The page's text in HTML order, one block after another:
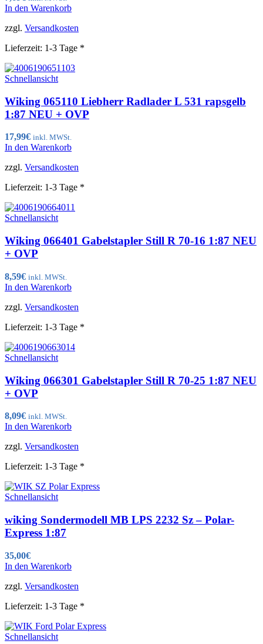
In den Warenkorb
zzgl. Versandkosten
Lieferzeit: 1-3 Tage *
Schnellansicht
Wiking 065110 Liebherr Radlader L 531 rapsgelb
1:87 NEU + OVP
17,99€ inkl. MWSt.
In den Warenkorb
zzgl. Versandkosten
Lieferzeit: 1-3 Tage *
Schnellansicht
Wiking 066401 Gabelstapler Still R 70-16 1:87 NEU
+ OVP
8,59€ inkl. MWSt.
In den Warenkorb
zzgl. Versandkosten
Lieferzeit: 1-3 Tage *
Schnellansicht
Wiking 066301 Gabelstapler Still R 70-25 1:87 NEU
+ OVP
8,09€ inkl. MWSt.
In den Warenkorb
zzgl. Versandkosten
Lieferzeit: 1-3 Tage *
Schnellansicht
wiking Sondermodell MB LPS 2232 Sz – Polar-
Express 1:87
35,00€
In den Warenkorb
zzgl. Versandkosten
Lieferzeit: 1-3 Tage *
Schnellansicht